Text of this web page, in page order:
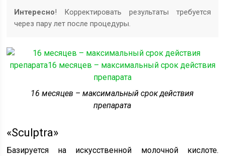
Интересно! Корректировать результаты требуется
через пару лет после процедуры.
16 месяцев – максимальный срок действия
препарата
«Sculptra»
Базируется на искусственной молочной кислоте.